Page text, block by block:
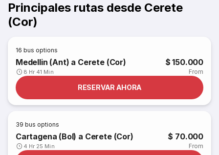
Principales rutas desde Cerete
(Cor)
16 bus options
Medellin (Ant) a Cerete (Cor)
8 Hr 41 Min
$ 150.000
From
RESERVAR AHORA
39 bus options
Cartagena (Bol) a Cerete (Cor)
4 Hr 25 Min
$ 70.000
From